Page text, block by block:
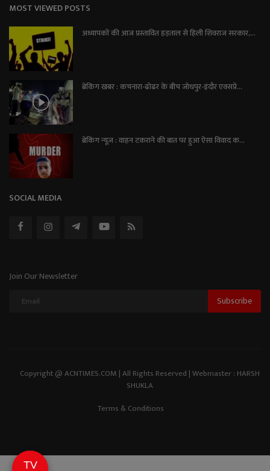
MOST VIEWED POSTS
अध्यापकों की आज प्रस्तावित हड़ताल से हिली शिवराज सरकार,...
ब्रेकिंग खबर : कचनारा-ढोढर के बीच जोधपुर-इंदौर एक्सप्रे...
ब्रेकिंग न्यूज़ : वाहन टकराने की बात पर हुआ ऐसा विवाद क...
SOCIAL MEDIA
Join Our Newsletter
Subscribe
Copyright @ ACNTIMES.COM | All Rights Reserved | Webmaster : HARSH
SHUKLA
Terms & Conditions
TV